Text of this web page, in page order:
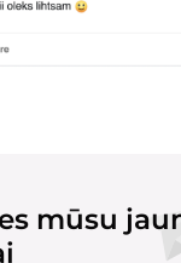
mūsu